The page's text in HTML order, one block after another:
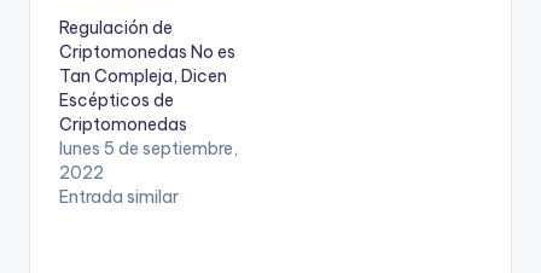
Regulación de
Criptomonedas No es
Tan Compleja, Dicen
Escépticos de
Criptomonedas
lunes 5 de septiembre,
2022
Entrada similar